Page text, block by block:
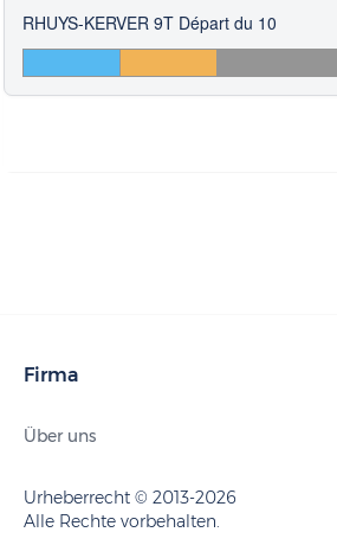
RHUYS-KERVER 9T Départ du 10
Firma
Über uns
Urheberrecht © 2013-2026
Alle Rechte vorbehalten.